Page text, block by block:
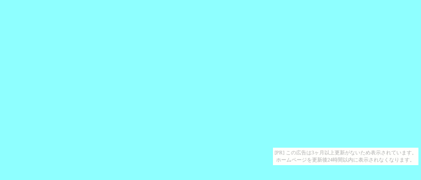
[PR] この広告は3ヶ月以上更新がないため表示されています。
ホームページを更新後24時間以内に表示されなくなります。